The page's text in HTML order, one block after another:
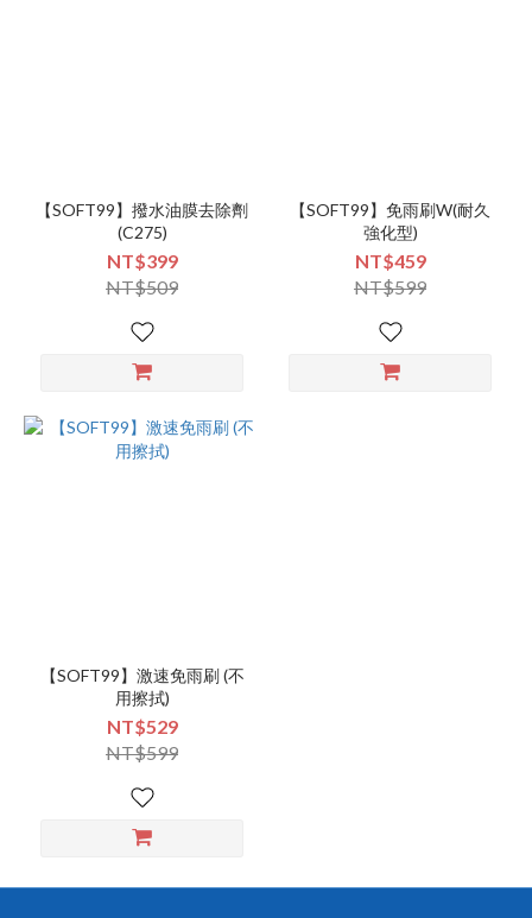
【SOFT99】撥水油膜去除劑
(C275)
NT$399
NT$509
【SOFT99】免雨刷W(耐久
強化型)
NT$459
NT$599
【SOFT99】激速免雨刷 (不
用擦拭)
NT$529
NT$599